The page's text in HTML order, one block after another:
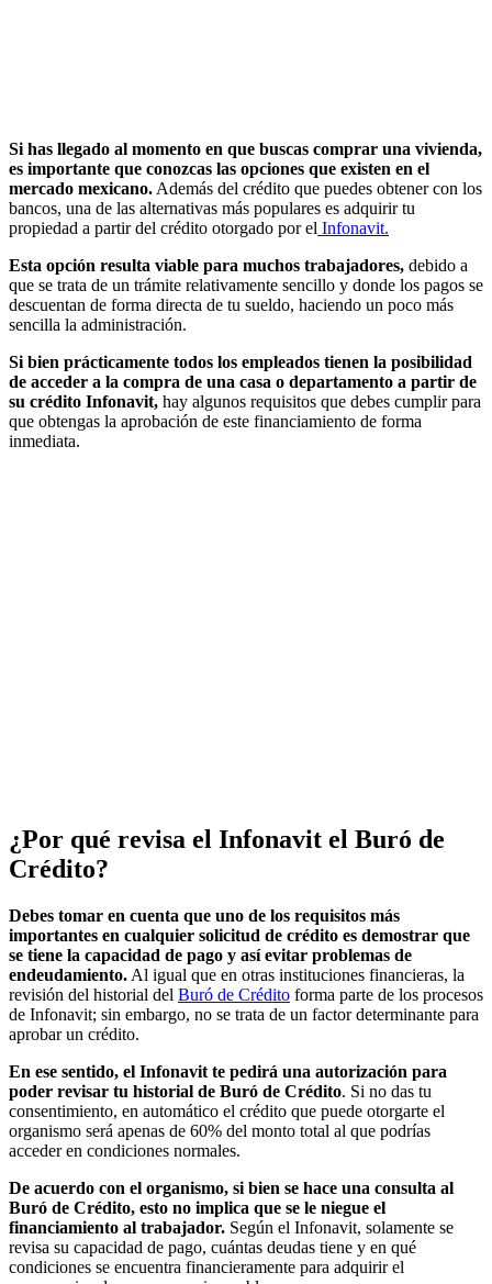
Si has llegado al momento en que buscas comprar una vivienda,
es importante que conozcas las opciones que existen en el
mercado mexicano. Además del crédito que puedes obtener con los
bancos, una de las alternativas más populares es adquirir tu
propiedad a partir del crédito otorgado por el Infonavit.
Esta opción resulta viable para muchos trabajadores, debido a
que se trata de un trámite relativamente sencillo y donde los pagos se
descuentan de forma directa de tu sueldo, haciendo un poco más
sencilla la administración.
Si bien prácticamente todos los empleados tienen la posibilidad
de acceder a la compra de una casa o departamento a partir de
su crédito Infonavit, hay algunos requisitos que debes cumplir para
que obtengas la aprobación de este financiamiento de forma
inmediata.
¿Por qué revisa el Infonavit el Buró de
Crédito?
Debes tomar en cuenta que uno de los requisitos más
importantes en cualquier solicitud de crédito es demostrar que
se tiene la capacidad de pago y así evitar problemas de
endeudamiento. Al igual que en otras instituciones financieras, la
revisión del historial del Buró de Crédito forma parte de los procesos
de Infonavit; sin embargo, no se trata de un factor determinante para
aprobar un crédito.
En ese sentido, el Infonavit te pedirá una autorización para
poder revisar tu historial de Buró de Crédito. Si no das tu
consentimiento, en automático el crédito que puede otorgarte el
organismo será apenas de 60% del monto total al que podrías
acceder en condiciones normales.
De acuerdo con el organismo, si bien se hace una consulta al
Buró de Crédito, esto no implica que se le niegue el
financiamiento al trabajador. Según el Infonavit, solamente se
revisa su capacidad de pago, cuántas deudas tiene y en qué
condiciones se encuentra financieramente para adquirir el